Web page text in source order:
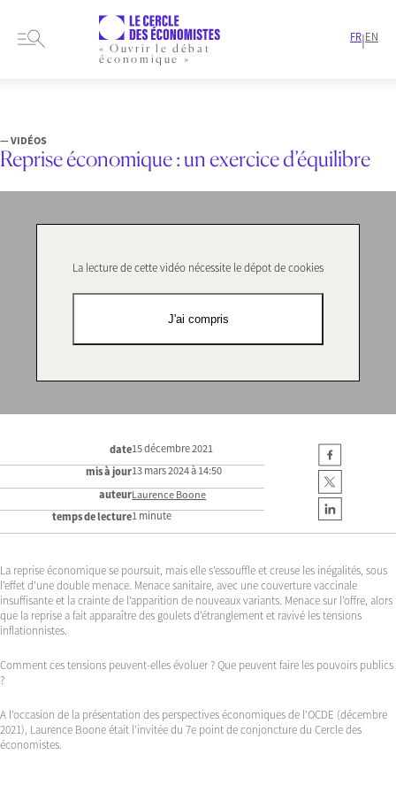
« Ouvrir le débat
économique »
FR|EN
— VIDÉOS
Reprise économique : un exercice d’équilibre
La lecture de cette vidéo nécessite le dépot de cookies
J'ai compris
date15 décembre 2021
mis à jour13 mars 2024 à 14:50
auteurLaurence Boone
temps de lecture1 minute
La reprise économique se poursuit, mais elle s’essouffle et creuse les inégalités, sous
l’effet d’une double menace. Menace sanitaire, avec une couverture vaccinale
insuffisante et la crainte de l’apparition de nouveaux variants. Menace sur l’offre, alors
que la reprise a fait apparaître des goulets d’étranglement et ravivé les tensions
inflationnistes.
Comment ces tensions peuvent-elles évoluer ? Que peuvent faire les pouvoirs publics
?
A l’occasion de la présentation des perspectives économiques de l’OCDE (décembre
2021), Laurence Boone était l’invitée du 7e point de conjoncture du Cercle des
économistes.